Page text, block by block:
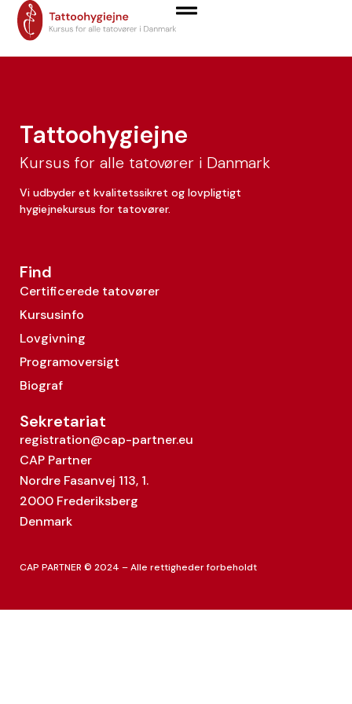
Lars Hede
Tattoohygiejne
Kursus for alle tatovører i Danmark
Vi udbyder et kvalitetssikret og lovpligtigt
hygiejnekursus for tatovører.
Find
Certificerede tatovører
Kursusinfo
Lovgivning
Programoversigt
Biograf
Sekretariat
registration@cap-partner.eu
CAP Partner
Nordre Fasanvej 113, 1.
2000 Frederiksberg
Denmark
CAP PARTNER © 2024 – Alle rettigheder forbeholdt